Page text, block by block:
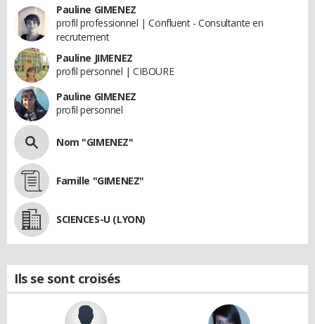
Pauline GIMENEZ
profil professionnel | Confluent - Consultante en
recrutement
Pauline JIMENEZ
profil personnel | CIBOURE
Pauline GIMENEZ
profil personnel
Nom "GIMENEZ"
Famille "GIMENEZ"
SCIENCES-U (LYON)
Ils se sont croisés